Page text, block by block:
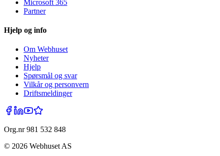
Microsoft 365
Partner
Hjelp og info
Om Webhuset
Nyheter
Hjelp
Spørsmål og svar
Vilkår og personvern
Driftsmeldinger
Org.nr 981 532 848
© 2026 Webhuset AS